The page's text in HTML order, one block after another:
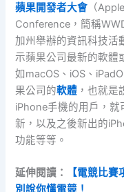
蘋果開發者大會 （
Conference，簡稱
加州舉辦的資訊科技活
示蘋果公司最新的軟體
如macOS、iOS、
果公司的軟體 ，也就
iPhone手機的用戶，
新，以及之後新出的
功能等等。
延伸閱讀：
【電競比
別說你懂電競！